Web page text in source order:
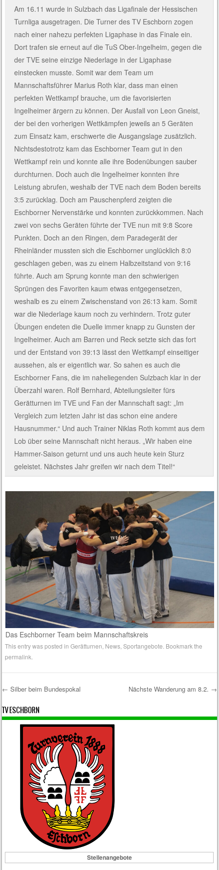
Am 16.11 wurde in Sulzbach das Ligafinale der Hessischen
Turnliga ausgetragen. Die Turner des TV Eschborn zogen
nach einer nahezu perfekten Ligaphase in das Finale ein.
Dort trafen sie erneut auf die TuS Ober-Ingelheim, gegen die
der TVE seine einzige Niederlage in der Ligaphase
einstecken musste. Somit war dem Team um
Mannschaftsführer Marius Roth klar, dass man einen
perfekten Wettkampf brauche, um die favorisierten
Ingelheimer ärgern zu können. Der Ausfall von Leon Gneist,
der bei den vorherigen Wettkämpfen jeweils an 5 Geräten
zum Einsatz kam, erschwerte die Ausgangslage zusätzlich.
Nichtsdestotrotz kam das Eschborner Team gut in den
Wettkampf rein und konnte alle ihre Bodenübungen sauber
durchturnen. Doch auch die Ingelheimer konnten ihre
Leistung abrufen, weshalb der TVE nach dem Boden bereits
3:5 zurücklag. Doch am Pauschenpferd zeigten die
Eschborner Nervenstärke und konnten zurückkommen. Nach
zwei von sechs Geräten führte der TVE nun mit 9:8 Score
Punkten. Doch an den Ringen, dem Paradegerät der
Rheinländer mussten sich die Eschborner unglücklich 8:0
geschlagen geben, was zu einem Halbzeitstand von 9:16
führte. Auch am Sprung konnte man den schwierigen
Sprüngen des Favoriten kaum etwas entgegensetzen,
weshalb es zu einem Zwischenstand von 26:13 kam. Somit
war die Niederlage kaum noch zu verhindern. Trotz guter
Übungen endeten die Duelle immer knapp zu Gunsten der
Ingelheimer. Auch am Barren und Reck setzte sich das fort
und der Entstand von 39:13 lässt den Wettkampf einseitiger
aussehen, als er eigentlich war. So sahen es auch die
Eschborner Fans, die im naheliegenden Sulzbach klar in der
Überzahl waren. Rolf Bernhard, Abteilungsleiter fürs
Gerätturnen im TVE und Fan der Mannschaft sagt: „Im
Vergleich zum letzten Jahr ist das schon eine andere
Hausnummer.“ Und auch Trainer Niklas Roth kommt aus dem
Lob über seine Mannschaft nicht heraus. „Wir haben eine
Hammer-Saison geturnt und uns auch heute kein Sturz
geleistet. Nächstes Jahr greifen wir nach dem Titel!“
Das Eschborner Team beim Mannschaftskreis
This entry was posted inGerätturnen News ,Sportangebote . Bookmark the
permalink
Post navigation
← Silber beim Bundespokal Nächste Wanderung am 8.2. →
TV ESCHBORN
Stellenangebote